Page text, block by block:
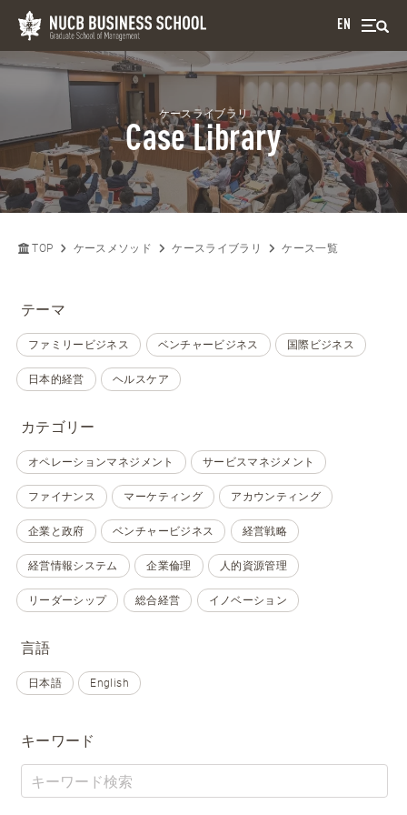
EN
ケースライブラリ
Case Library
TOP ケースメソッド ケースライブラリ ケース一覧
テーマ
ファミリービジネス ベンチャービジネス 国際ビジネス
日本的経営 ヘルスケア
カテゴリー
オペレーションマネジメント サービスマネジメント
ファイナンス マーケティング アカウンティング
企業と政府 ベンチャービジネス 経営戦略
経営情報システム 企業倫理 人的資源管理
リーダーシップ 総合経営 イノベーション
言語
日本語 English
キーワード